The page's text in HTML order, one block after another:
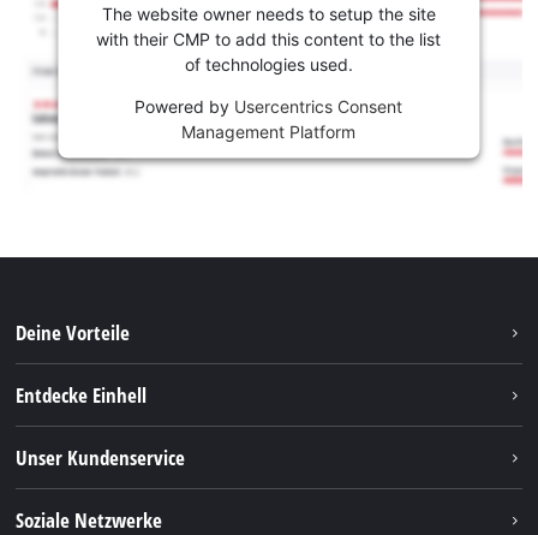
The website owner needs to setup the site
with their CMP to add this content to the list
of technologies used.
Powered by Usercentrics Consent
Management Platform
Deine Vorteile
Entdecke Einhell
Nachhaltigkeit
Unser Kundenservice
Soziale Netzwerke